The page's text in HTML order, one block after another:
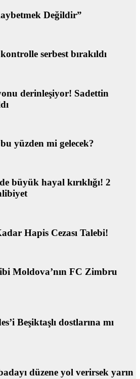
Değildir”
serbest bırakıldı
derinleşiyor! Sadettin
yüzden mi gelecek?
büyük hayal kırıklığı! 2
Hapis Cezası Talebi!
Moldova’nın FC Zimbru
Beşiktaşlı dostlarına mı
düzene yol verirsek yarın